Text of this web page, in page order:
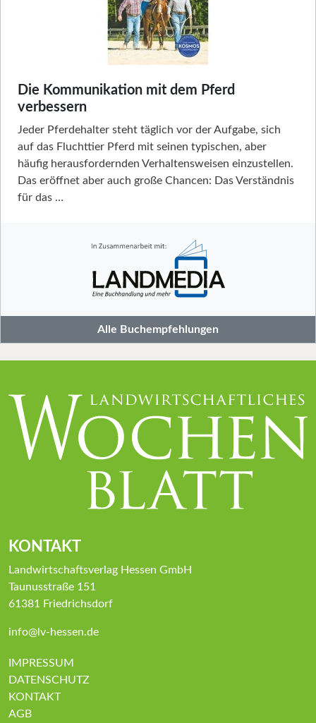
Die Kommunikation mit dem Pferd
verbessern
Jeder Pferdehalter steht täglich vor der Aufgabe, sich
auf das Fluchttier Pferd mit seinen typischen, aber
häufig herausfordernden Verhaltensweisen einzustellen.
Das eröffnet aber auch große Chancen: Das Verständnis
für das …
Alle Buchempfehlungen
KONTAKT
Landwirtschaftsverlag Hessen GmbH
Taunusstraße 151
61381 Friedrichsdorf
info@lv-hessen.de
IMPRESSUM
DATENSCHUTZ
KONTAKT
AGB